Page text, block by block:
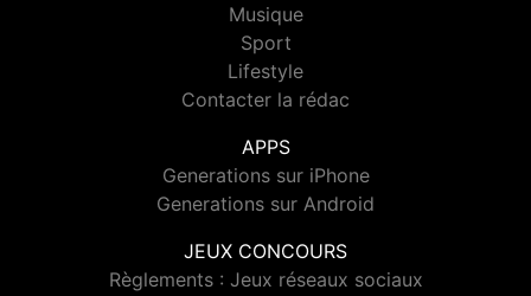
Musique
Sport
Lifestyle
Contacter la rédac
APPS
Generations sur iPhone
Generations sur Android
JEUX CONCOURS
Règlements : Jeux réseaux sociaux